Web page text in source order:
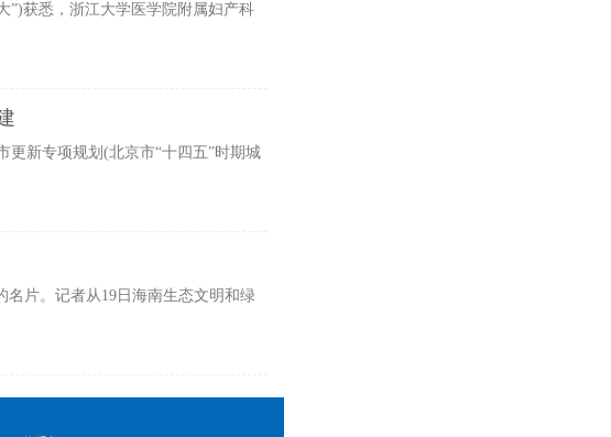
获悉，浙江大学医学院附属妇产科
新专项规划(北京市“十四五”时期城
片。记者从19日海南生态文明和绿